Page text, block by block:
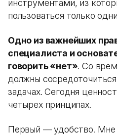
инструментами, из
пользоваться только
Одно из важнейших
специалиста и
говорить «нет». Со
должны
задачах. Сегодня
четырех принципах.
Первый — удобство. Мне